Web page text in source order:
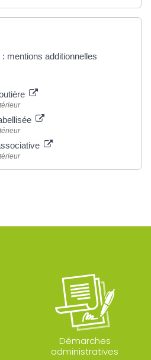
mentions additionnelles
Démarches
administratives